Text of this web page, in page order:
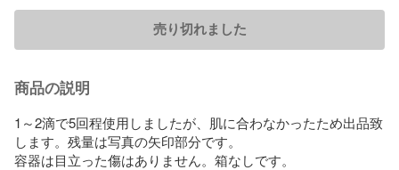
売り切れました
商品の説明
1～2滴で5回程使用しましたが、肌に合わなかったため出品致
します。残量は写真の矢印部分です。
容器は目立った傷はありません。箱なしです。